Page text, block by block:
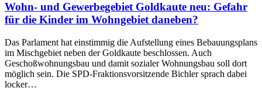
Wohn- und Gewerbegebiet Goldkaute neu: Gefahr
für die Kinder im Wohngebiet daneben?
Das Parlament hat einstimmig die Aufstellung eines Bebauungsplans
im Mischgebiet neben der Goldkaute beschlossen. Auch
Geschoßwohnungsbau und damit sozialer Wohnungsbau soll dort
möglich sein. Die SPD-Fraktionsvorsitzende Bichler sprach dabei
locker…